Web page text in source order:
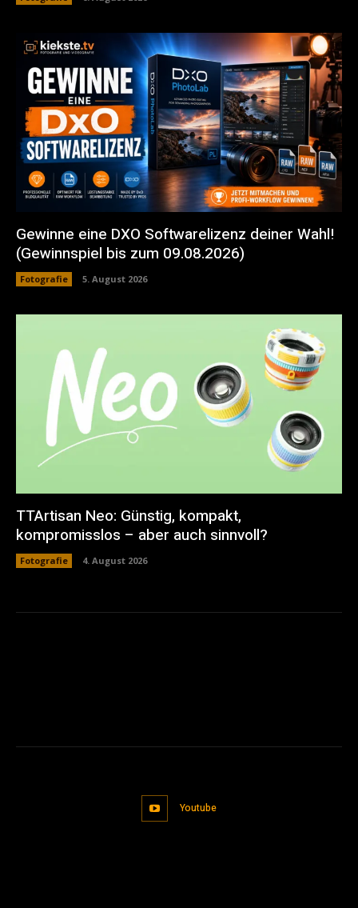
Gewinne eine DXO Softwarelizenz deiner Wahl!
(Gewinnspiel bis zum 09.08.2026)
Fotografie 5. August 2026
TTArtisan Neo: Günstig, kompakt,
kompromisslos – aber auch sinnvoll?
Fotografie 4. August 2026
Youtube